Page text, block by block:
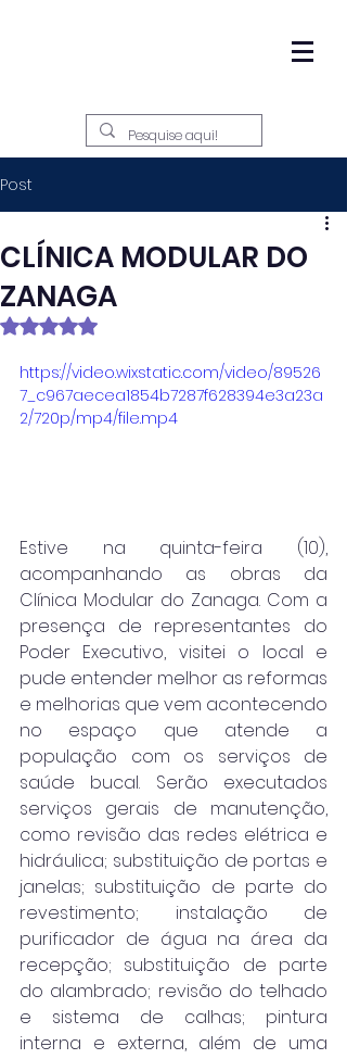
Post
CLÍNICA MODULAR DO
ZANAGA
Avaliado com NaN de 5 estrelas.
https://video.wixstatic.com/video/89526
7_c967aecea1854b7287f628394e3a23a
2/720p/mp4/file.mp4
Estive na quinta-feira (10),
acompanhando as obras da
Clínica Modular do Zanaga. Com a
presença de representantes do
Poder Executivo, visitei o local e
pude entender melhor as reformas
e melhorias que vem acontecendo
no espaço que atende a
população com os serviços de
saúde bucal. Serão executados
serviços gerais de manutenção,
como revisão das redes elétrica e
hidráulica; substituição de portas e
janelas; substituição de parte do
revestimento; instalação de
purificador de água na área da
recepção; substituição de parte
do alambrado; revisão do telhado
e sistema de calhas; pintura
interna e externa, além de uma